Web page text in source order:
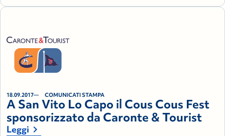
18.09.2017 COMUNICATI STAMPA
A San Vito Lo Capo il Cous Cous Fest
sponsorizzato da Caronte & Tourist
Leggi chevron_right